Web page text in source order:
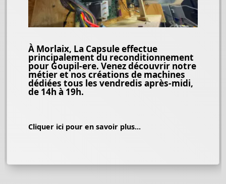
À Morlaix, La Capsule effectue
principalement du reconditionnement
pour Goupil-ere. Venez découvrir notre
métier et nos créations de machines
dédiées tous les vendredis après-midi,
de 14h à 19h.
Cliquer ici pour en savoir plus...